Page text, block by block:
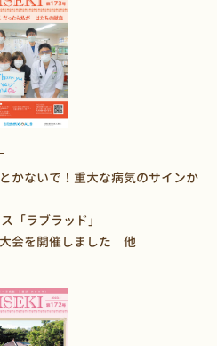
かないで！重大な病気のサインか
「ラブラッド」
会を開催しました 他